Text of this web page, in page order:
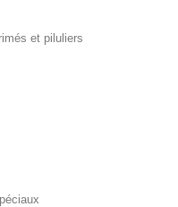
et piluliers